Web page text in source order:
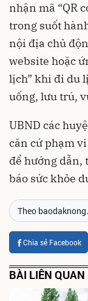
nhận mã “QR
trong suốt
nội địa chủ
website hoặc
lịch” khi đi du
uống, lưu trú,
UBND các
căn cứ phạm
để hướng dẫn,
báo sức khỏe
Theo
Chia sẻ Facebook
BÀI LIÊN QUAN